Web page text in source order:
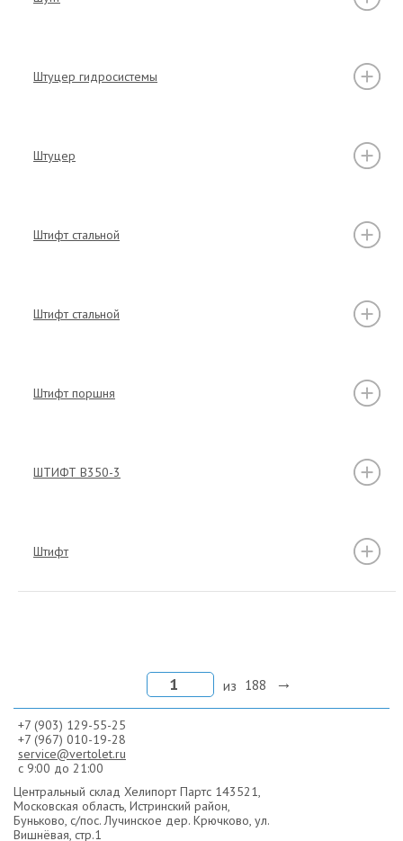
Штуцер гидросистемы
Штуцер
Штифт стальной
Штифт стальной
Штифт поршня
ШТИФТ B350-3
Штифт
из 188
+7 (903) 129-55-25
+7 (967) 010-19-28
service@vertolet.ru
с 9:00 до 21:00
Центральный склад Хелипорт Партс 143521,
Московская область, Истринский район,
Буньково, с/пос. Лучинское дер. Крючково, ул.
Вишнёвая, стр.1